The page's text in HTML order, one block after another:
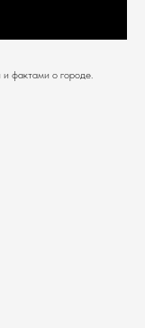
фактами о городе.